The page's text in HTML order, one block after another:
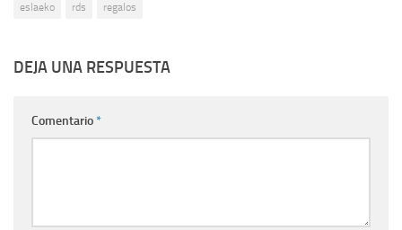
eslaeko rds regalos
DEJA UNA RESPUESTA
Comentario*